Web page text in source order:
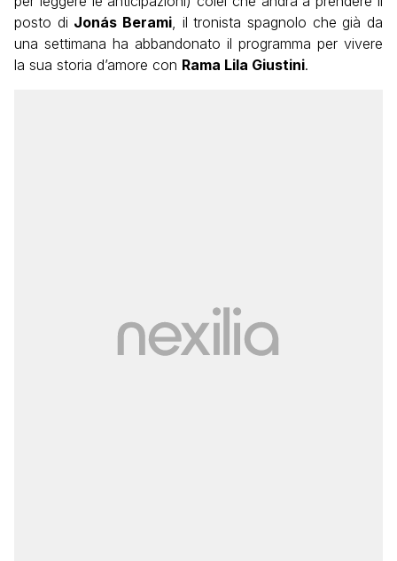
posto di Jonás Berami, il tronista spagnolo che già da
una settimana ha abbandonato il programma per vivere
la sua storia d’amore con Rama Lila Giustini.